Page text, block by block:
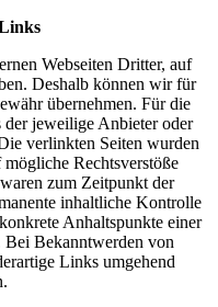
Webseiten Dritter, auf
Deshalb können wir für
übernehmen. Für die
der jeweilige Anbieter oder
verlinkten Seiten wurden
Rechtsverstöße
zum Zeitpunkt der
inhaltliche Kontrolle
Anhaltspunkte einer
Bei Bekanntwerden von
Links umgehend